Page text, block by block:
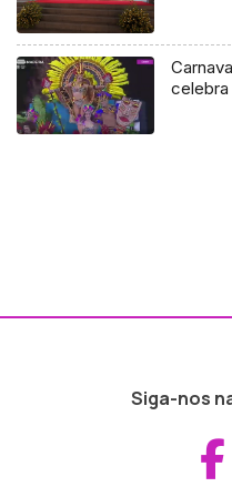
celebra
Siga-nos